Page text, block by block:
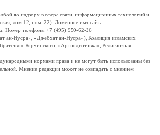
по надзору в сфере связи, информационных технологий и
дом 12, пом. 22). Доменное имя сайта
Номер телефона: +7 (495) 950-62-26
ан-Нусра», «Джебхат ан-Нусра»), Коалиция исламских
Корчинского, «Артподготовка», Религиозная
нормами права и не могут быть использованы без
Мнение редакции может не совпадать с мнением